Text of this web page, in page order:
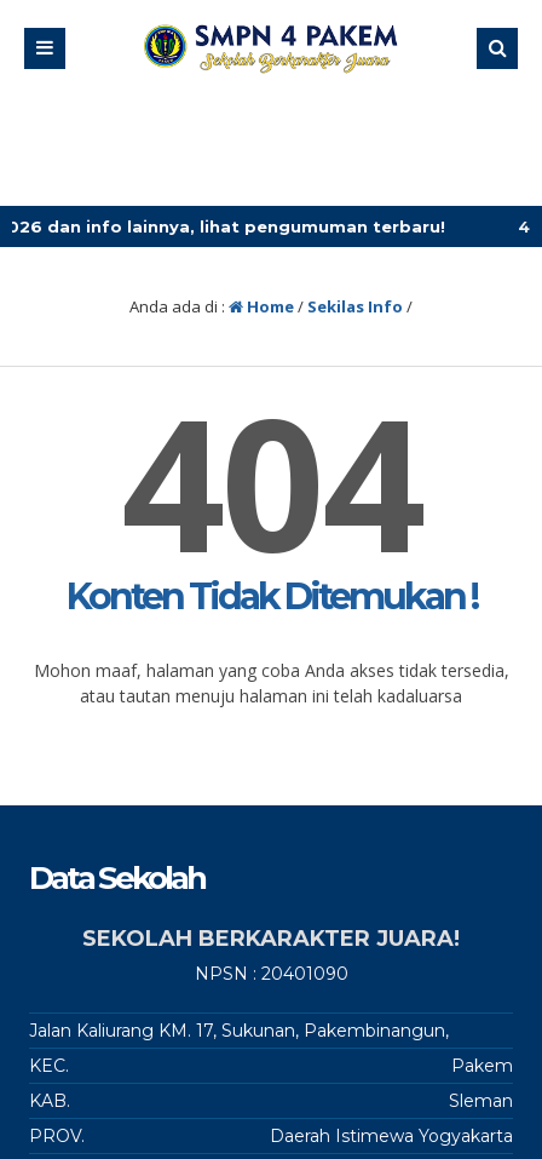
info lainnya, lihat pengumuman terbaru! 4 minggu
Anda ada di : Home/ Sekilas Info /
404
Konten Tidak Ditemukan !
Mohon maaf, halaman yang coba Anda akses tidak tersedia,
atau tautan menuju halaman ini telah kadaluarsa
Data Sekolah
SEKOLAH BERKARAKTER JUARA!
NPSN : 20401090
Jalan Kaliurang KM. 17, Sukunan, Pakembinangun,
KEC.
Pakem
KAB.
Sleman
PROV.
Daerah Istimewa Yogyakarta